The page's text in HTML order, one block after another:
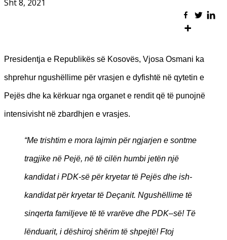
Sht 8, 2021
Presidentja e Republikës së Kosovës, Vjosa Osmani ka
shprehur ngushëllime për vrasjen e dyfishtë në qytetin e
Pejës dhe ka kërkuar nga organet e rendit që të punojnë
intensivisht në zbardhjen e vrasjes.
“Me trishtim e mora lajmin për ngjarjen e sontme
tragjike në Pejë, në të cilën humbi jetën një
kandidat i PDK-së për kryetar të Pejës dhe ish-
kandidat për kryetar të Deçanit. Ngushëllime të
sinqerta familjeve të të vrarëve dhe PDK–së! Të
lënduarit, i dëshiroj shërim të shpejtë! Ftoj